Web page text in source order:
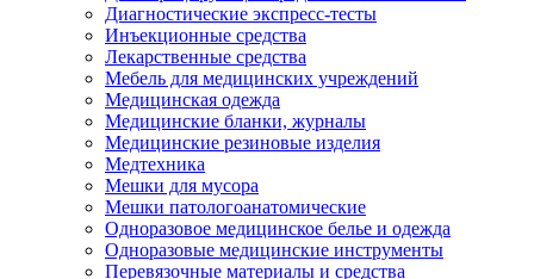
Диагностические экспресс-тесты
Инъекционные средства
Лекарственные средства
Мебель для медицинских учреждений
Медицинская одежда
Медицинские бланки, журналы
Медицинские резиновые изделия
Медтехника
Мешки для мусора
Мешки патологоанатомические
Одноразовое медицинское белье и одежда
Одноразовые медицинские инструменты
Перевязочные материалы и средства